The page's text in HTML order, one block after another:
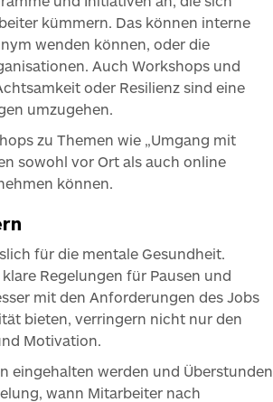
kümmern. Das können interne
wenden können, oder die
Auch Workshops und
oder Resilienz sind eine
umzugehen.
zu Themen wie „Umgang mit
sowohl vor Ort als auch online
können.
für die mentale Gesundheit.
Regelungen für Pausen und
mit den Anforderungen des Jobs
bieten, verringern nicht nur den
Motivation.
eingehalten werden und Überstunden
wann Mitarbeiter nach